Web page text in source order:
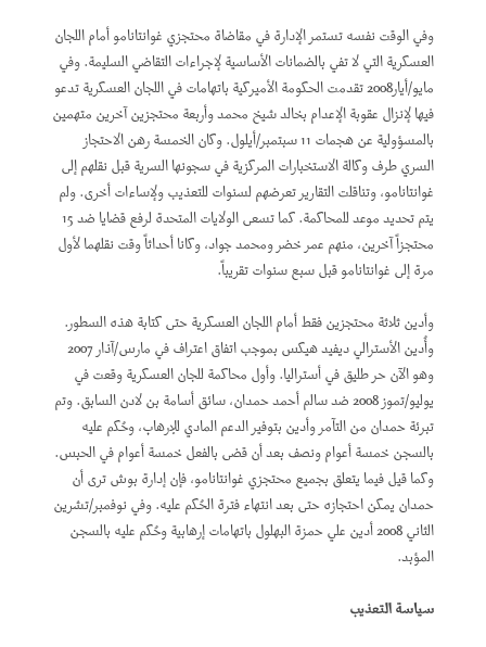
وفي الوقت نفسه تستمر الإدارة في مقاضاة محتجزي غوانتانامو أمام اللجان
العسكرية التي لا تفي بالضمانات الأساسية لإجراءات التقاضي السليمة. وفي
مايو/أيار2008 تقدمت الحكومة الأميركية باتهامات في اللجان العسكرية تدعو
فيها لإنزال عقوبة الإعدام بخالد شيخ محمد وأربعة محتجزين آخرين متهمين
بالمسؤولية عن هجمات 11 سبتمبر/أيلول. وكان الخمسة رهن الاحتجاز
السري طرف وكالة الاستخبارات المركزية في سجونها السرية قبل نقلهم إلى
غوانتانامو، وتناقلت التقارير تعرضهم لسنوات للتعذيب ولإساءات أخرى. ولم
يتم تحديد موعد للمحاكمة. كما تسعى الولايات المتحدة لرفع قضايا ضد 15
محتجزاً آخرين، منهم عمر خضر ومحمد جواد، وكانا أحداثاً وقت نقلهما لأول
مرة إلى غوانتانامو قبل سبع سنوات تقريباً.
وأدين ثلاثة محتجزين فقط أمام اللجان العسكرية حتى كتابة هذه السطور.
وأُدين الأسترالي ديفيد هيكس بموجب اتفاق اعتراف في مارس/آذار 2007
وهو الآن حر طليق في أستراليا. وأول محاكمة للجان العسكرية وقعت في
يوليو/تموز 2008 ضد سالم أحمد حمدان، سائق أسامة بن لادن السابق. وتم
تبرئة حمدان من التآمر وأدين بتوفير الدعم المادي للإرهاب، وحُكم عليه
بالسجن خمسة أعوام ونصف بعد أن قضى بالفعل خمسة أعوام في الحبس.
وكما قيل فيما يتعلق بجميع محتجزي غوانتانامو، فإن إدارة بوش ترى أن
حمدان يمكن احتجازه حتى بعد انتهاء فترة الحُكم عليه. وفي نوفمبر/تشرين
الثاني 2008 أدين علي حمزة البهلول باتهامات إرهابية وحُكم عليه بالسجن
المؤبد.
سياسة التعذيب